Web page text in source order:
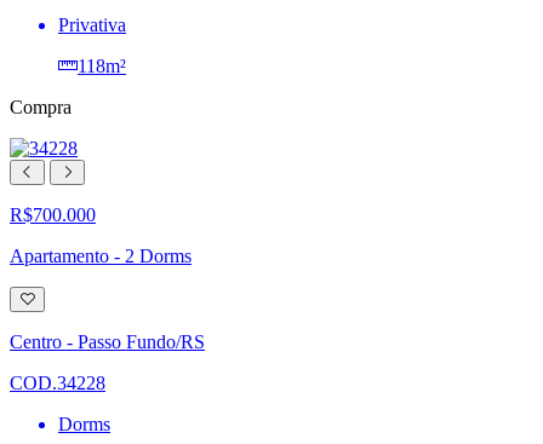
Privativa
118m²
Compra
R$700.000
Apartamento - 2 Dorms
Adicionar
à
lista
de
Centro - Passo Fundo/RS
COD.34228
Dorms